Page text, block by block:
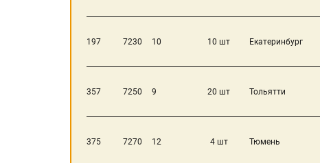
197 7230 10 10 шт Екатеринбург
357 7250 9 20 шт Тольятти
375 7270 12 4 шт Тюмень